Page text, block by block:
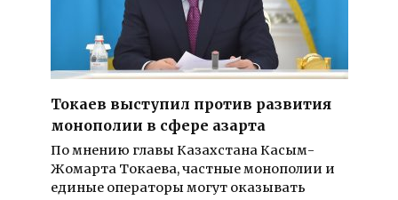
Токаев выступил против развития
монополии в сфере азарта
По мнению главы Казахстана Касым-
Жомарта Токаева, частные монополии и
единые операторы могут оказывать